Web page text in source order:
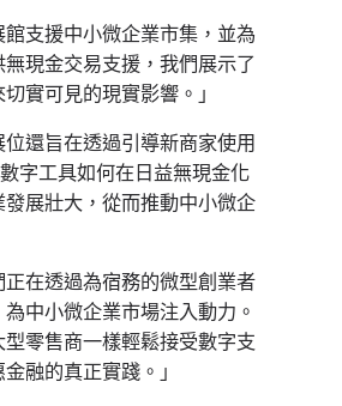
支援中小微企業市集，並為
現金交易支援，我們展示了
實可見的現實影響。」
還旨在透過引導新商家使用
字工具如何在日益無現金化
展壯大，從而推動中小微企
在透過為宿務的微型創業者
中小微企業市場注入動力。
零售商一樣輕鬆接受數字支
融的真正實踐。」